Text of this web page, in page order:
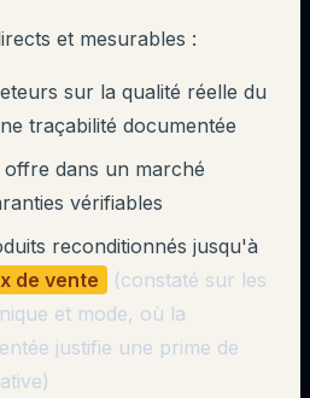
et mesurables :
sur la qualité réelle du
traçabilité documentée
offre dans un marché
vérifiables
reconditionnés jusqu'à
de vente
(constaté sur les
et mode, où la
justifie une prime de